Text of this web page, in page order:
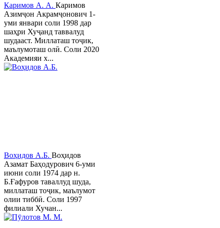
Каримов А. А. Каримов
Азимҷон Акрамҷонович 1-
уми январи соли 1998 дар
шаҳри Хуҷанд таввалуд
шудааст. Миллаташ тоҷик,
маълумоташ олӣ. Соли 2020
Академияи х...
Воҳидов А.Б. Воҳидов
Азамат Баҳодурович 6-уми
июни соли 1974 дар н.
Б.Ғафуров таваллуд шуда,
миллаташ тоҷик, маълумот
олии тиббӣ. Соли 1997
филиали Хучан...